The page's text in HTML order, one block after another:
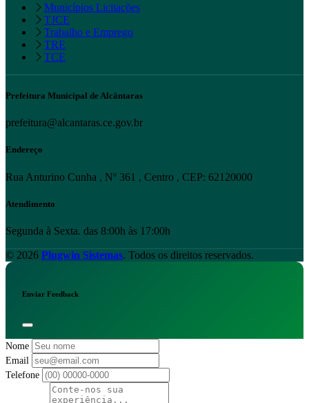
Municípios Licitações
TJCE
Trabalho e Emprego
TRE
TCE
Prefeitura Municipal de Alcântaras
prefeitura@alcantaras.ce.gov.br
Endereço
Rua Anturino Cunha , Nº 361 , Centro , CEP: 62120000
Atendimento
Segunda à Sexta. das 8:00h às 17:00h
© 2026 Plugwin Sistemas. Todos os direitos reservados.
Enviar Feedback
Nome
Email
Telefone